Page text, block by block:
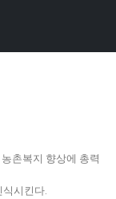
촌복지 향상에 총력
시킨다.